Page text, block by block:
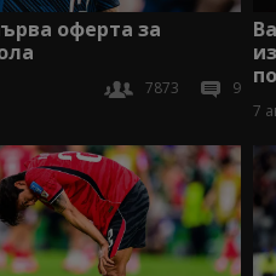
оферта за
7873 9
7